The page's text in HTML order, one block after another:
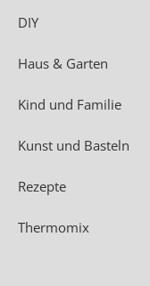
DIY
Haus & Garten
Kind und Familie
Kunst und Basteln
Rezepte
Thermomix